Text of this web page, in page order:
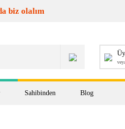
biz olalım
Sahibinden Blog